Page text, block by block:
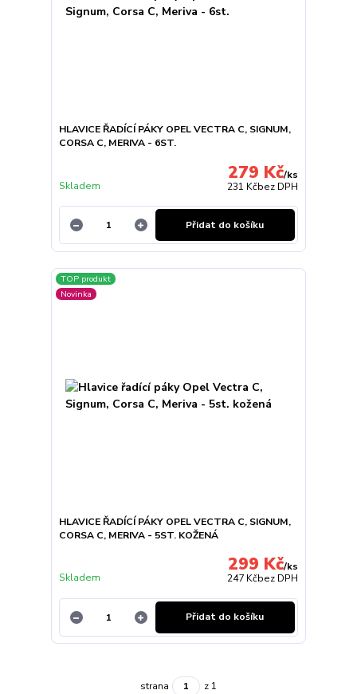
HLAVICE ŘADÍCÍ PÁKY OPEL VECTRA C, SIGNUM,
CORSA C, MERIVA - 6ST.
279 Kč/ks
231 Kčbez DPH
Skladem
Přidat do košíku
TOP produkt
Novinka
HLAVICE ŘADÍCÍ PÁKY OPEL VECTRA C, SIGNUM,
CORSA C, MERIVA - 5ST. KOŽENÁ
299 Kč/ks
247 Kčbez DPH
Skladem
Přidat do košíku
strana z 1